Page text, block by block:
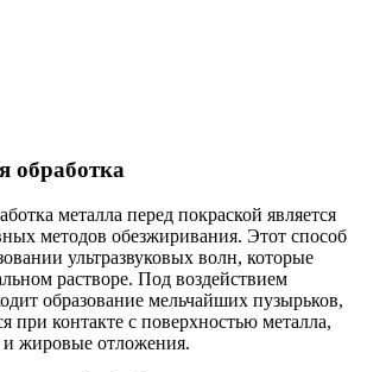
обработка
металла перед покраской является
методов обезжиривания. Этот способ
ультразвуковых волн, которые
растворе. Под воздействием
образование мельчайших пузырьков,
при контакте с поверхностью металла,
и жировые отложения.